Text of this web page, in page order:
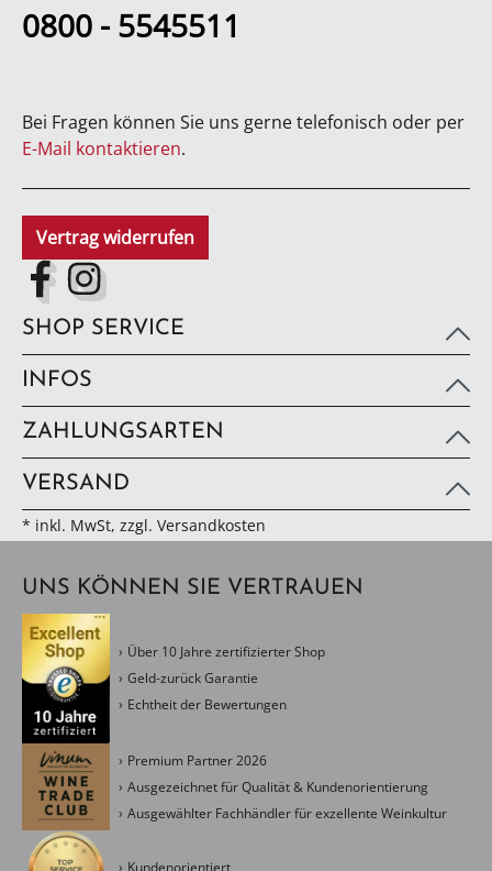
0800 - 5545511
Bei Fragen können Sie uns gerne telefonisch oder per
E-Mail kontaktieren.
Vertrag widerrufen
SHOP SERVICE
INFOS
ZAHLUNGSARTEN
VERSAND
* inkl. MwSt, zzgl. Versandkosten
UNS KÖNNEN SIE VERTRAUEN
Über 10 Jahre zertifizierter Shop
Geld-zurück Garantie
Echtheit der Bewertungen
Premium Partner 2026
Ausgezeichnet für Qualität & Kundenorientierung
Ausgewählter Fachhändler für exzellente Weinkultur